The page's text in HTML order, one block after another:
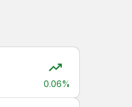
0.06%